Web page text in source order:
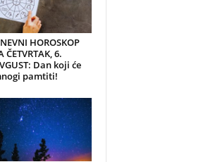
HOROSKOP
ČETVRTAK, 6.
Dan koji će
pamtiti!